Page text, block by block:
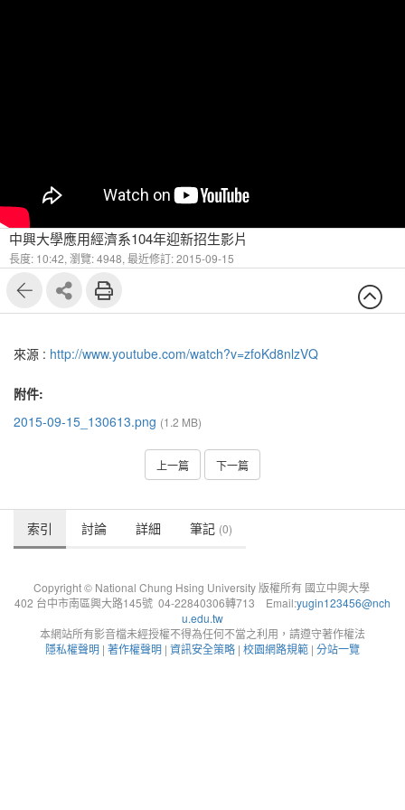
中興大學應用經濟系104年迎新招生影片
長度: 10:42, 瀏覽: 4948, 最近修訂: 2015-09-15
來源 : http://www.youtube.com/watch?v=zfoKd8nlzVQ
附件:
2015-09-15_130613.png (1.2 MB)
上一篇 下一篇
索引 討論 詳細 筆記 (0)
Copyright © National Chung Hsing University 版權所有 國立中興大學
402 台中市南區興大路145號 04-22840306轉713 Email:yugin123456@nch
u.edu.tw
本網站所有影音檔未經授權不得為任何不當之利用，請遵守著作權法
隱私權聲明 | 著作權聲明 | 資訊安全策略 | 校園網路規範 | 分站一覽